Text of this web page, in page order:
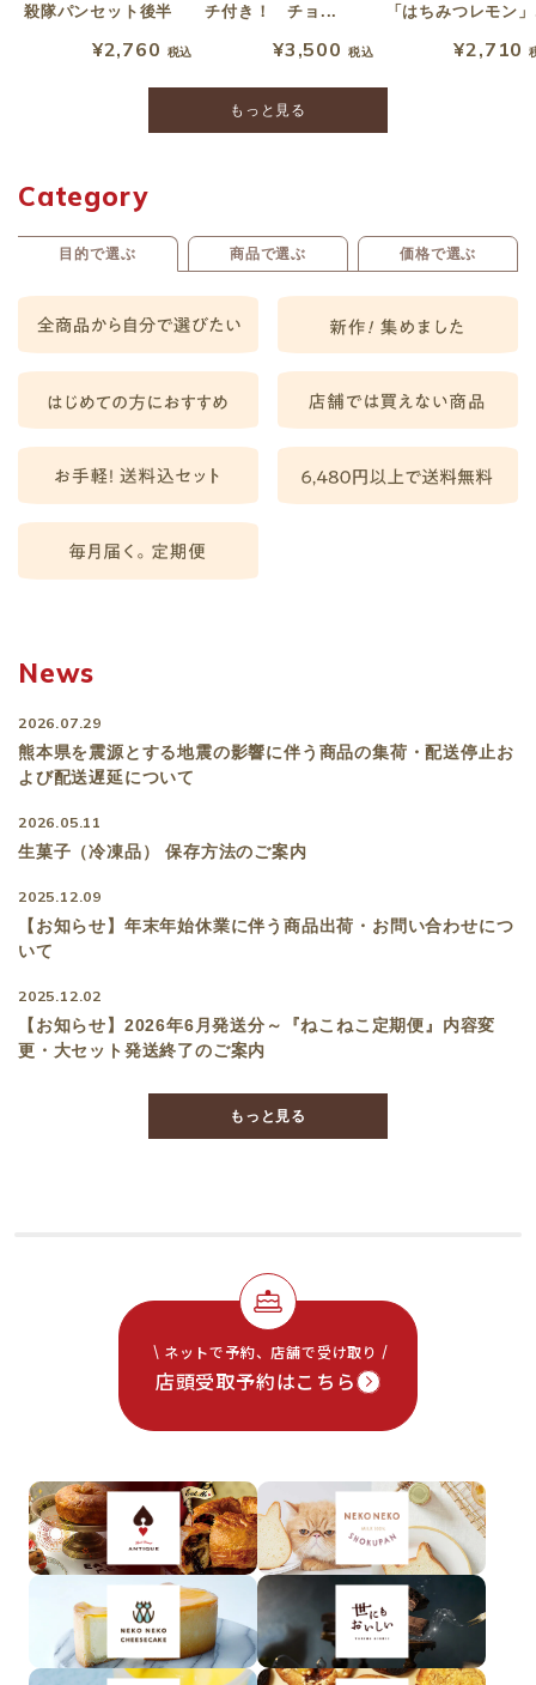
殺隊パンセット後半
¥2,760 税込
チ付き！ チョ...
¥3,500 税込
「はちみつレモン
¥2,710
もっと見る
Category
目的で選ぶ 商品で選ぶ 価格で選ぶ
News
2026.07.29
熊本県を震源とする地震の影響に伴う商品の集荷・配送停止お
よび配送遅延について
2026.05.11
生菓子（冷凍品） 保存⽅法のご案内
2025.12.09
【お知らせ】年末年始休業に伴う商品出荷・お問い合わせにつ
いて
2025.12.02
【お知らせ】2026年6月発送分～『ねこねこ定期便』内容変
更・大セット発送終了のご案内
もっと見る
ネットで予約、店舗で受け取り
店頭受取予約はこちら